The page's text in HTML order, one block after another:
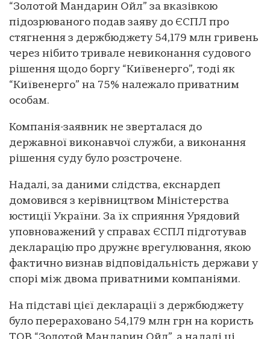
“Золотой Мандарин Ойл” за вказівкою
підозрюваного подав заяву до ЄСПЛ про
стягнення з держбюджету 54,179 млн гривень
через нібито тривале невиконання судового
рішення щодо боргу “Київенерго”, тоді як
“Київенерго” на 75% належало приватним
особам.
Компанія-заявник не зверталася до
державної виконавчої служби, а виконання
рішення суду було розстрочене.
Надалі, за даними слідства, екснардеп
домовився з керівництвом Міністерства
юстиції України. За їх сприяння Урядовий
уповноважений у справах ЄСПЛ підготував
декларацію про дружнє врегулювання, якою
фактично визнав відповідальність держави у
спорі між двома приватними компаніями.
На підставі цієї декларації з держбюджету
було перераховано 54,179 млн грн на користь